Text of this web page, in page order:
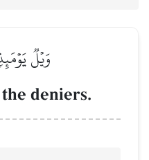
وَيۡلٞ
deniers.